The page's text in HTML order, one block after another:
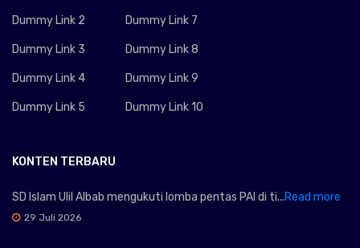
Dummy Link 2
Dummy Link 3
Dummy Link 4
Dummy Link 5
Dummy Link 7
Dummy Link 8
Dummy Link 9
Dummy Link 10
KONTEN TERBARU
SD Islam Ulil Albab mengukuti lomba pentas PAI di ti...Read more
29 Juli 2026